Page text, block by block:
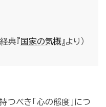
経典『 国家の気概 』より）
べき「心の態度」につ